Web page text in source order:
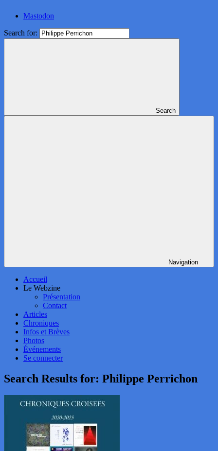
Mastodon
Search for:
Search
Navigation
Accueil
Le Webzine
Présentation
Contact
Articles
Chroniques
Infos et Brèves
Photos
Événements
Se connecter
Search Results for: Philippe Perrichon